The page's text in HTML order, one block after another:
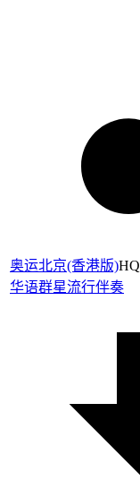
奥运北京(香港版)HQ
华语群星流行伴奏